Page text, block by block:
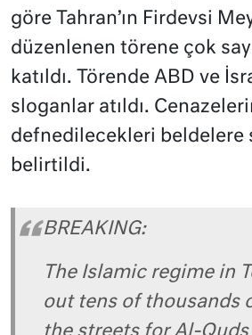
göre Tahran’ın Firdevsi
düzenlenen törene çok
katıldı. Törende ABD ve
sloganlar atıldı.
defnedilecekleri beldelere
belirtildi.
BREAKING:
The Islamic regime in
out tens of thousands